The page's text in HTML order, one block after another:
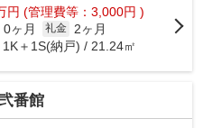
円 (管理費等：3,000円 )
0ヶ月 礼金
2ヶ月
1K＋1S(納戸) / 21.24㎡
番館